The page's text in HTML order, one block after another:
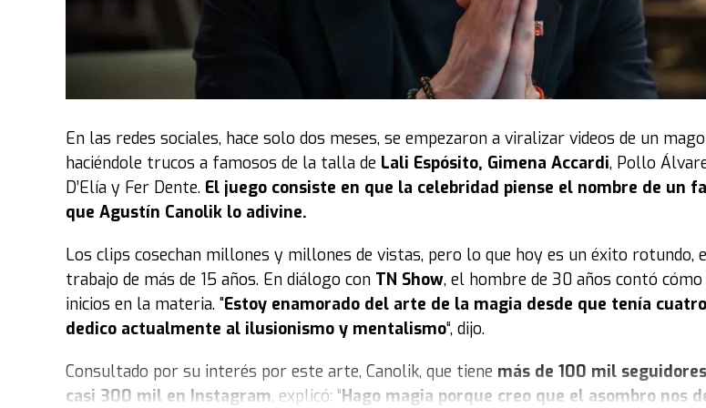
“Cuando terminé dije
, porque yo me inspiro mucho en él. La marca
llamaba UP pero como resultaba difícil para la gente, el año pasado lo cambié por
@russy.market) que es como me dice él desde chiquita", reveló la joven emprendedora.
en mi vida. Yo salía del colegio y me esperaba con la comida; siempre estuvo y fue el
impulsó a estudiar inglés cuando terminé el secundario. Gracias a eso empecé a
gente del exterior, diseñar ideas para productos y hasta viví afuera”, contó.
todo. Yo comparto mucho porque lo quiero hacer parte siempre”, aseguró Cami.
Sobre la repercusión del video, la joven expresó: “Creo que generó mucha
armado, no tomé dimensión de que se podía hacer tan viral, fue algo normal. Te
que era el abuelo de todos. Nosotros veíamos el video y llorábamos, le ves la carita
En las redes sociales, hace solo dos meses, se empezaron a viralizar videos de un
haciéndole trucos a famosos de la talla de Lali Espósito, Gimena Accardi, Pollo
D’Elía y Fer Dente. El juego consiste en que la celebridad piense el nombre de un
que Agustín Canolik lo adivine.
Los clips cosechan millones y millones de vistas, pero lo que hoy es un éxito rotundo,
trabajo de más de 15 años. En diálogo con TN Show, el hombre de 30 años contó
inicios en la materia. "Estoy enamorado del arte de la magia desde que tenía
dedico actualmente al ilusionismo y mentalismo“, dijo.
Consultado por su interés por este arte, Canolik, que tiene más de 100 mil
casi 300 mil en Instagram, explicó: “Hago magia porque creo que el asombro nos